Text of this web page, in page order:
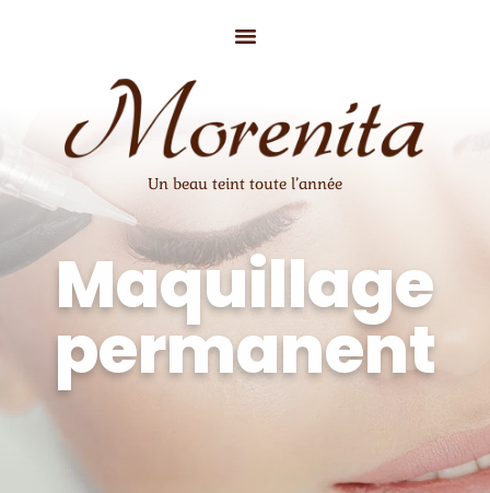
Un beau teint toute l’année
Maquillage
permanent